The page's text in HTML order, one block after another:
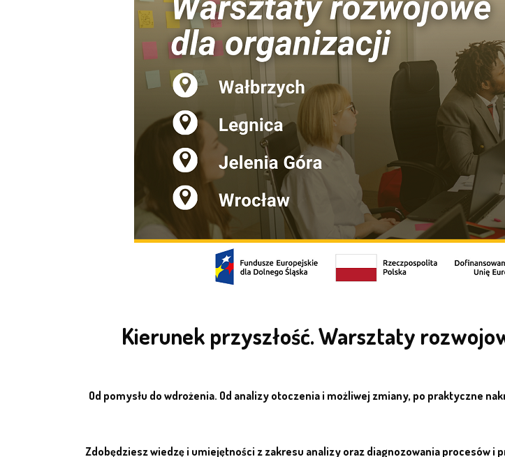
Kierunek przyszłość. Warsztaty
Od pomysłu do wdrożenia. Od analizy otoczenia i możliwej zmiany, po praktyczne
Zdobędziesz wiedzę i umiejętności z zakresu analizy oraz diagnozowania procesów